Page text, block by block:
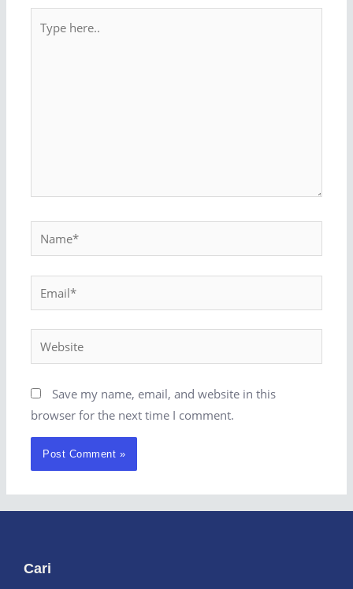
Save my name, email, and website in this
browser for the next time I comment.
Cari